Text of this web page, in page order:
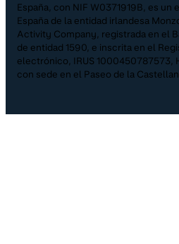
España, con NIF W0371919B, es
España de la entidad irlandesa
Activity Company, registrada en el
de entidad 1590, e inscrita en el
electrónico, IRUS 1000450787573,
con sede en el Paseo de la